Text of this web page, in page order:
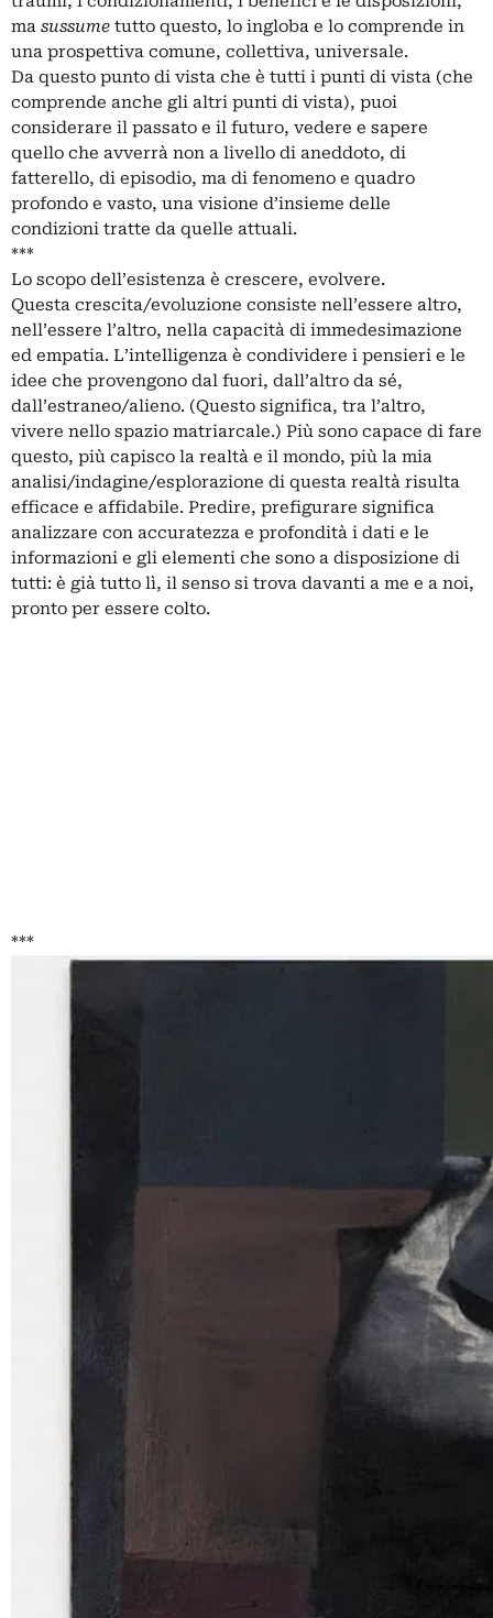
ma sussume tutto questo, lo ingloba e lo comprende in
una prospettiva comune, collettiva, universale.
Da questo punto di vista che è tutti i punti di vista (che
comprende anche gli altri punti di vista), puoi
considerare il passato e il futuro, vedere e sapere
quello che avverrà non a livello di aneddoto, di
fatterello, di episodio, ma di fenomeno e quadro
profondo e vasto, una visione d’insieme delle
condizioni tratte da quelle attuali.
***
Lo scopo dell’esistenza è crescere, evolvere.
Questa crescita/evoluzione consiste nell’essere altro,
nell’essere l’altro, nella capacità di immedesimazione
ed empatia. L’intelligenza è condividere i pensieri e le
idee che provengono dal fuori, dall’altro da sé,
dall’estraneo/alieno. (Questo significa, tra l’altro,
vivere nello spazio matriarcale.) Più sono capace di fare
questo, più capisco la realtà e il mondo, più la mia
analisi/indagine/esplorazione di questa realtà risulta
efficace e affidabile. Predire, prefigurare significa
analizzare con accuratezza e profondità i dati e le
informazioni e gli elementi che sono a disposizione di
tutti: è già tutto lì, il senso si trova davanti a me e a noi,
pronto per essere colto.
***